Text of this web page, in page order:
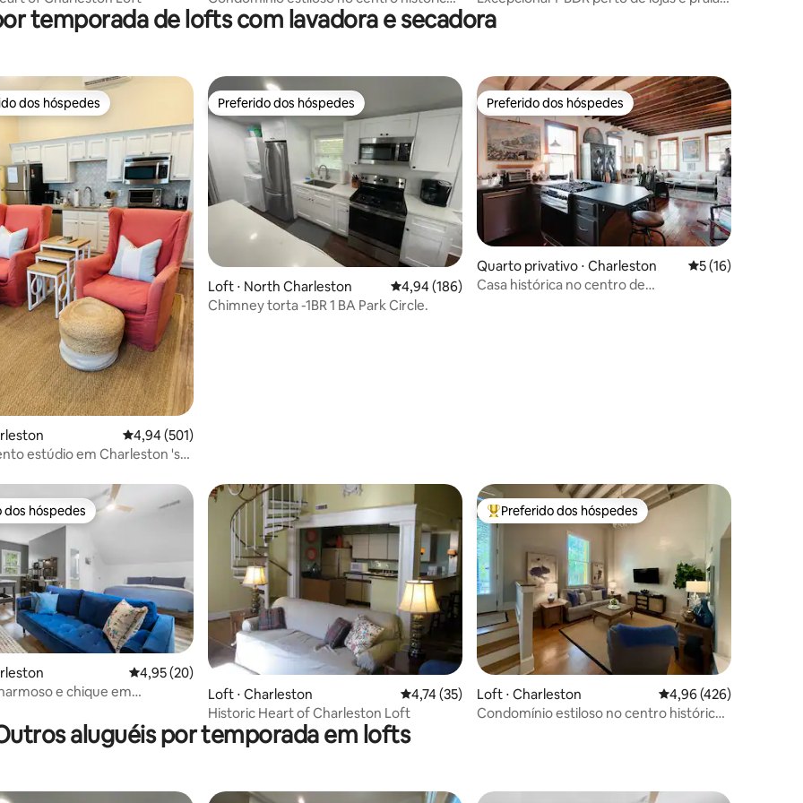
de Charleston
do centro da cidade
temporada de lofts com lavadora e secadora
de 5, 175 avaliações
preferidos dos hóspedes
dos hóspedes
4,94 de uma avaliação média de 5, 501 avaliações
4,94 (501)
estúdio em Charleston 's
Preferido dos hóspedes
Preferido dos hóspedes
Loft ⋅ North Charleston 4,94 de uma avaliação média de 5, 186 avaliações
4,94 (186)
Chimney torta -1BR 1 BA Park Circle.
Preferido dos hóspedes
Preferido dos hóspedes
Quarto privativo ⋅ Charleston 5 de uma
5 (16)
Casa histórica no centro de
de 5, 356 avaliações
dos hóspedes
dos hóspedes
4,95 de uma avaliação média de 5, 20 avaliações
4,95 (20)
e chique em
Loft ⋅ Charleston 4,74 de uma avaliação média de 5, 35 avaliações
4,74 (35)
Historic Heart of Charleston Loft
Entre os melhores preferidos dos hóspedes
Preferido dos hóspedes
Loft ⋅ Charleston 4,96 de uma avaliação
4,96 (426)
Condomínio estiloso no centro histórico
aluguéis por temporada em lofts